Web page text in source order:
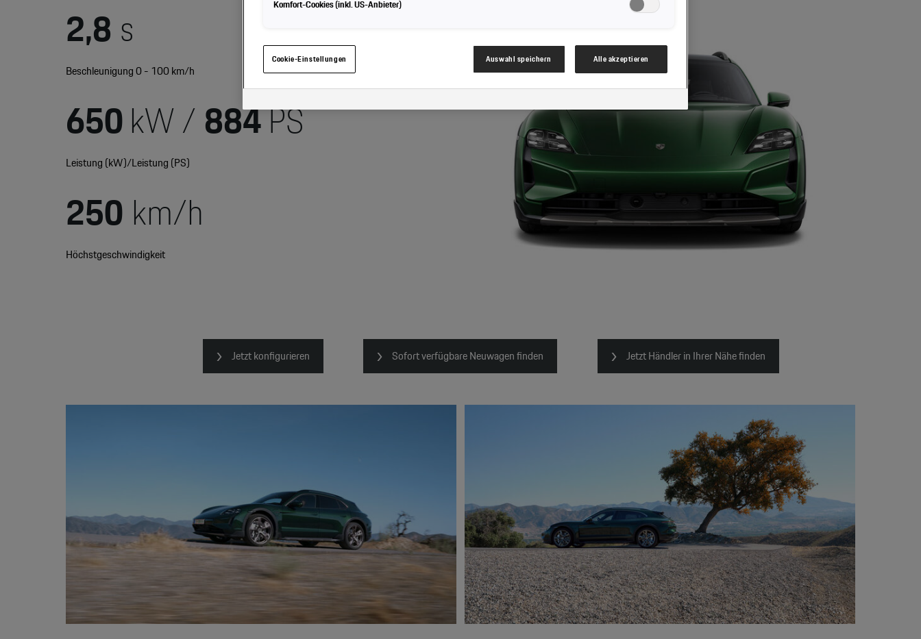
2,8 s
Beschleunigung 0 - 100 km/h
650kW / 884PS
Leistung (kW)/Leistung (PS)
250 km/h
Höchstgeschwindigkeit
Jetzt konfigurieren Sofort verfügbare Neuwagen finden Jetzt Händler in Ihrer Nähe finden
Hinweis zu Cookies für Marketingzwecke:
Sofern Sie über einen von uns personalisierten Link auf unsere Website
eingesehen werden.
Komfort-Cookies (inkl. US-Anbieter)
Cookie-Einstellungen Auswahl speichern Alle akzeptieren